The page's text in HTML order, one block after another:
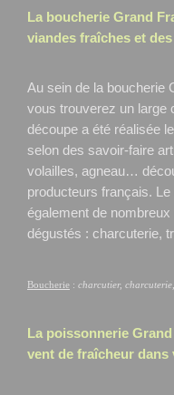
La boucherie Grand
viandes fraîches et
Au sein de la boucherie
vous trouverez un large
découpe a été réalisée
selon des savoir-faire
volailles, agneau…
producteurs français.
également de
dégustés : charcuterie,
Boucherie : charcutier,
La poissonnerie
vent de fraîcheur dans